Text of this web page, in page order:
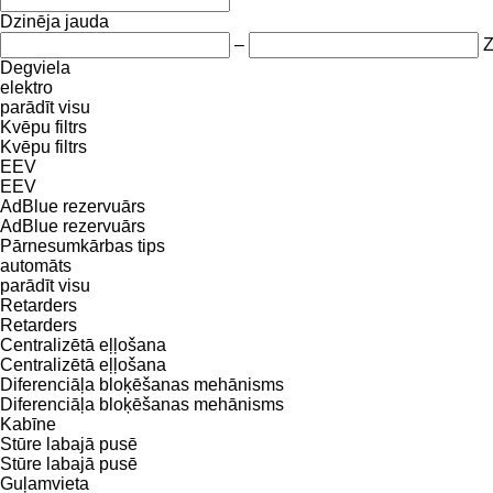
Dzinēja jauda
–
Degviela
elektro
parādīt visu
Kvēpu filtrs
Kvēpu filtrs
EEV
EEV
AdBlue rezervuārs
AdBlue rezervuārs
Pārnesumkārbas tips
automāts
parādīt visu
Retarders
Retarders
Centralizētā eļļošana
Centralizētā eļļošana
Diferenciāļa bloķēšanas mehānisms
Diferenciāļa bloķēšanas mehānisms
Kabīne
Stūre labajā pusē
Stūre labajā pusē
Guļamvieta